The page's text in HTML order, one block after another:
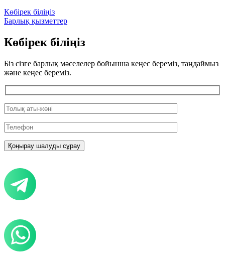
Көбірек біліңіз
Барлық қызметтер
Көбірек біліңіз
Біз сізге барлық мәселелер бойынша кеңес береміз, таңдаймыз
және кеңес береміз.